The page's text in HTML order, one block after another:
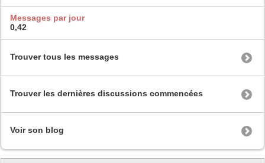
Messages par jour
0,42
Trouver tous les messages
Trouver les dernières discussions commencées
Voir son blog